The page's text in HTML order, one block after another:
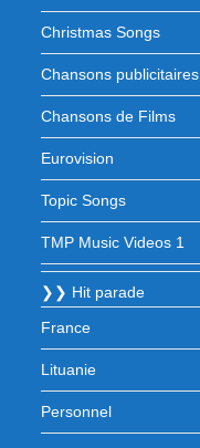
Christmas Songs
Chansons publicitaires
Chansons de Films
Eurovision
Topic Songs
TMP Music Videos 1
❯❯ Hit parade
France
Lituanie
Personnel